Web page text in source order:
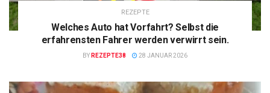
REZEPTE
Welches Auto hat Vorfahrt? Selbst die
erfahrensten Fahrer werden verwirrt sein.
BY REZEPTE38 28 JANUAR 2026